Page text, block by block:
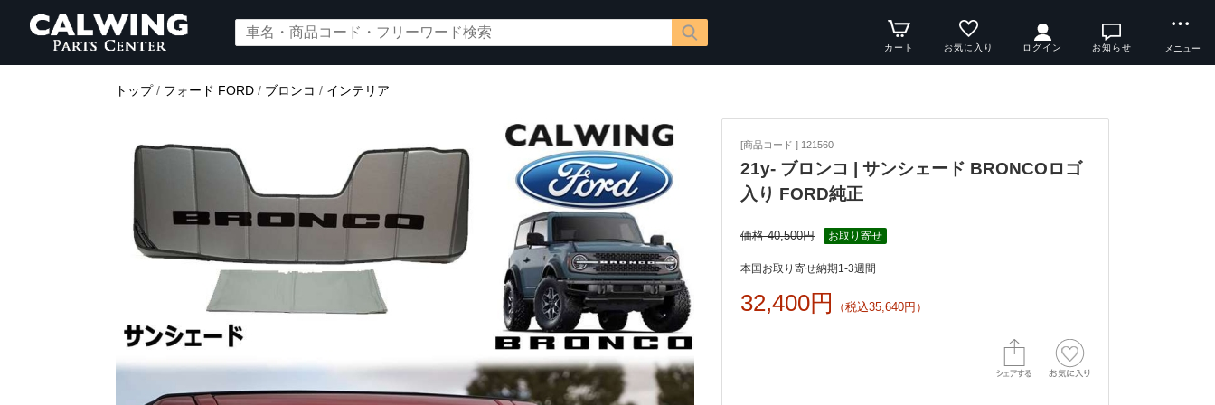
カート お気に入り ログイン お知らせ メニュー
トップ/ フォード FORD / ブロンコ / インテリア
[商品コード ] 121560
21y- ブロンコ | サンシェード BRONCOロゴ
入り FORD純正
価格 40,500円 お取り寄せ
本国お取り寄せ納期1-3週間
32,400円 （税込35,640円）